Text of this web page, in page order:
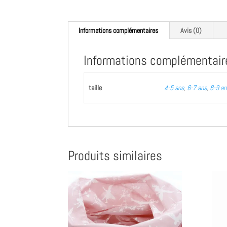
Informations complémentaires Avis (0)
Informations
taille 4-5 ans, 6-7 ans, 8-9
Produits similaires